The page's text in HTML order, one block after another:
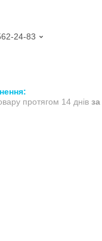
24-83
протягом 14 днів